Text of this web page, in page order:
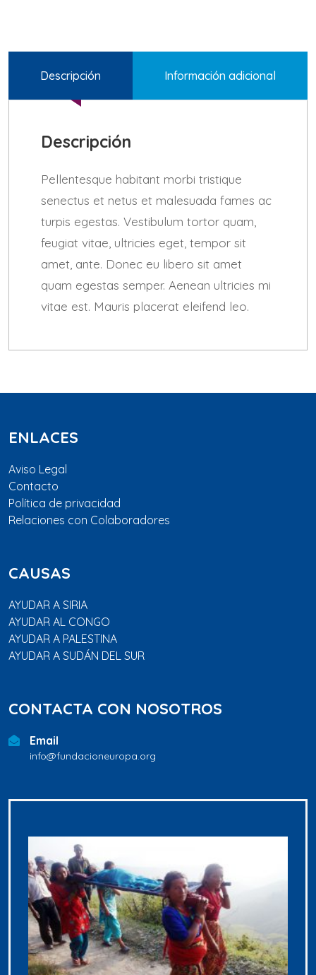
Descripción Información adicional
Descripción
Pellentesque habitant morbi tristique
senectus et netus et malesuada fames ac
turpis egestas. Vestibulum tortor quam,
feugiat vitae, ultricies eget, tempor sit
amet, ante. Donec eu libero sit amet
quam egestas semper. Aenean ultricies mi
vitae est. Mauris placerat eleifend leo.
ENLACES
Aviso Legal
Contacto
Política de privacidad
Relaciones con Colaboradores
CAUSAS
AYUDAR A SIRIA
AYUDAR AL CONGO
AYUDAR A PALESTINA
AYUDAR A SUDÁN DEL SUR
CONTACTA CON NOSOTROS
Email
info@fundacioneuropa.org